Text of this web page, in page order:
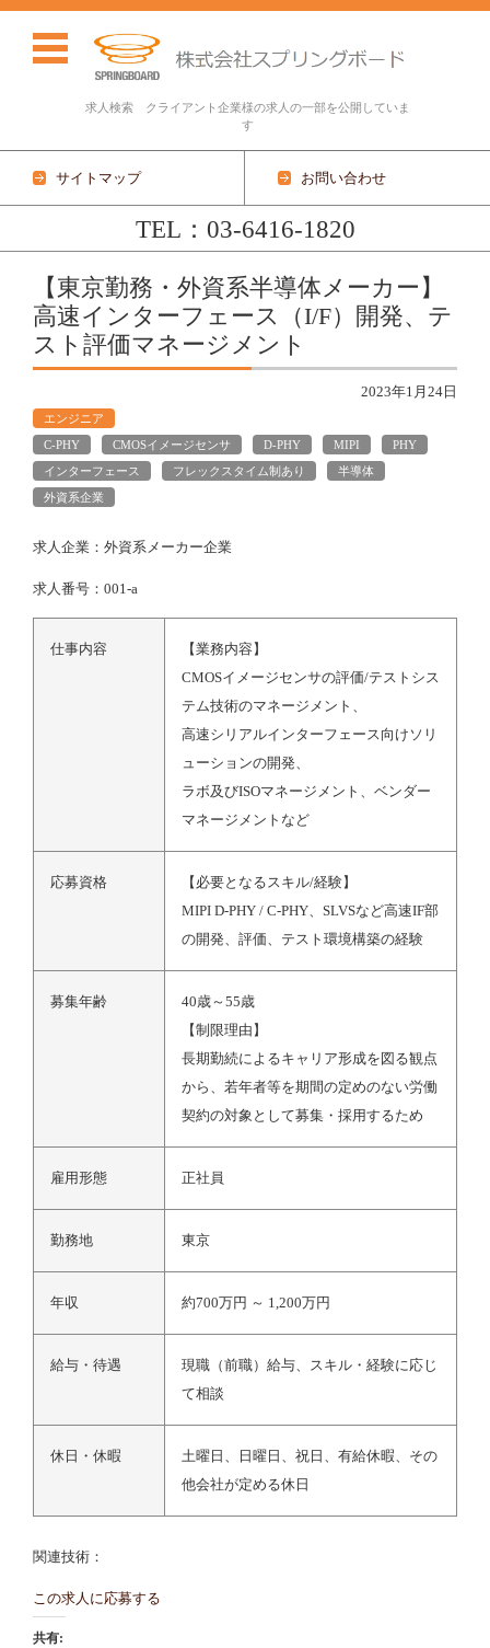
求人検索 クライアント企業様の求人の一部を公開していま
す
サイトマップ お問い合わせ
TEL：03-6416-1820
コンテンツに移動
【東京勤務・外資系半導体メーカー】
高速インターフェース（I/F）開発、テ
スト評価マネージメント
2023年1月24日
エンジニア
C-PHY
CMOSイメージセンサ D-PHY MIPI
PHY
インターフェース
フレックスタイム制あり
半導体
外資系企業
求人企業：外資系メーカー企業
求人番号：001-a
仕事内容
【業務内容】
CMOSイメージセンサの評価/テストシス
テム技術のマネージメント、
高速シリアルインターフェース向けソリ
ューションの開発、
ラボ及びISOマネージメント、ベンダー
マネージメントなど
応募資格
【必要となるスキル/経験】
MIPI D-PHY / C-PHY、SLVSなど高速IF部
の開発、評価、テスト環境構築の経験
募集年齢
40歳～55歳
【制限理由】
長期勤続によるキャリア形成を図る観点
から、若年者等を期間の定めのない労働
契約の対象として募集・採用するため
雇用形態 正社員
勤務地 東京
年収 約700万円 ～ 1,200万円
給与・待遇
現職（前職）給与、スキル・経験に応じ
て相談
休日・休暇
土曜日、日曜日、祝日、有給休暇、その
他会社が定める休日
関連技術：
この求人に応募する
共有: